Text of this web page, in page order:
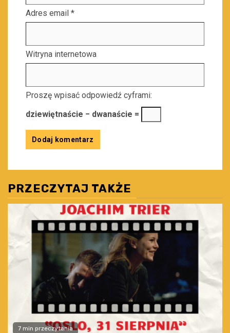
Adres email *
Witryna internetowa
Proszę wpisać odpowiedź cyframi:
dziewiętnaście − dwanaście =
PRZECZYTAJ TAKŻE
7 min przeczytania